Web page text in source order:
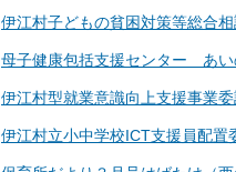
伊江村子どもの貧困対策等総合
母子健康包括支援センター あい
伊江村型就業意識向上支援事業
伊江村立小中学校ICT支援員配置